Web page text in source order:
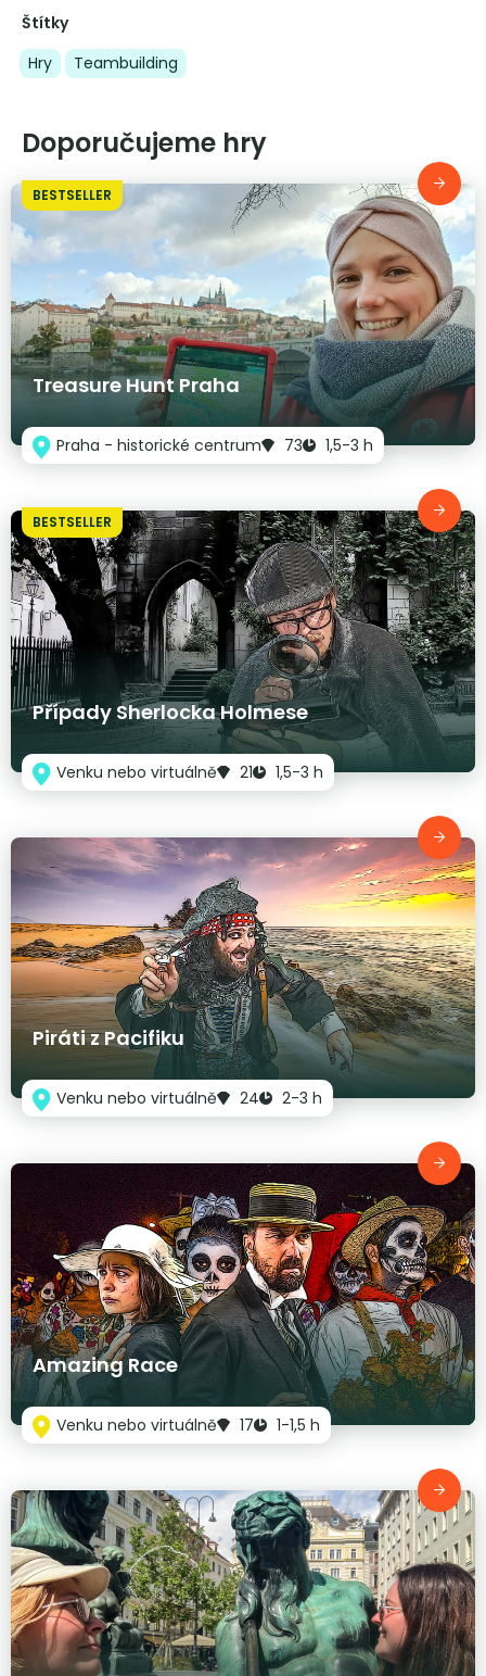
Štítky
Hry
Teambuilding
Doporučujeme hry
BESTSELLER
Treasure Hunt Praha
Praha - historické centrum 73 1,5-3 h
BESTSELLER
Případy Sherlocka Holmese
Venku nebo virtuálně 21 1,5-3 h
Piráti z Pacifiku
Venku nebo virtuálně 24 2-3 h
Amazing Race
Venku nebo virtuálně 17 1-1,5 h